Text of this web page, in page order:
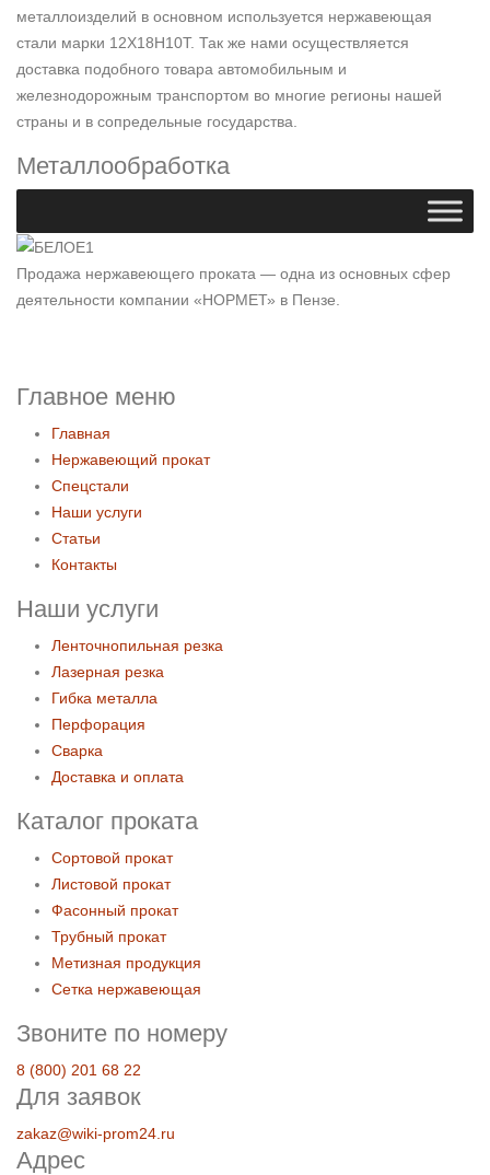
металлоизделий в основном используется нержавеющая
стали марки 12Х18Н10Т. Так же нами осуществляется
доставка подобного товара автомобильным и
железнодорожным транспортом во многие регионы нашей
страны и в сопредельные государства.
Металлообработка
Продажа нержавеющего проката — одна из основных сфер
деятельности компании «НОРМЕТ» в Пензе.
Главное меню
Главная
Нержавеющий прокат
Спецстали
Наши услуги
Статьи
Контакты
Наши услуги
Ленточнопильная резка
Лазерная резка
Гибка металла
Перфорация
Сварка
Доставка и оплата
Каталог проката
Сортовой прокат
Листовой прокат
Фасонный прокат
Трубный прокат
Метизная продукция
Сетка нержавеющая
Звоните по номеру
8 (800) 201 68 22
Для заявок
zakaz@wiki-prom24.ru
Адрес